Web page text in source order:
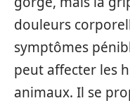
douleurs
symptômes
peut affecter les
animaux. Il se